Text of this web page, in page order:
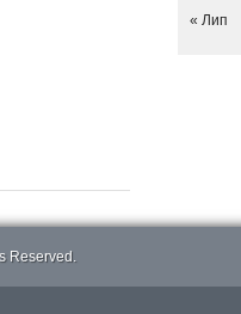
« Лип
Reserved.